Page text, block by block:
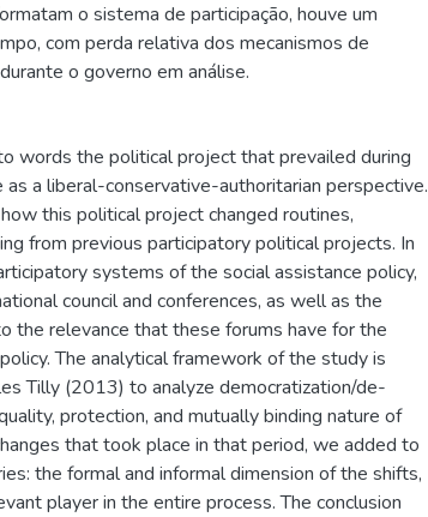
o sistema de participação, houve um
com perda relativa dos mecanismos de
o governo em análise.
words the political project that prevailed during
a liberal-conservative-authoritarian perspective.
this political project changed routines,
from previous participatory political projects. In
systems of the social assistance policy,
council and conferences, as well as the
the relevance that these forums have for the
The analytical framework of the study is
Tilly (2013) to analyze democratization/de-
protection, and mutually binding nature of
that took place in that period, we added to
the formal and informal dimension of the shifts,
player in the entire process. The conclusion